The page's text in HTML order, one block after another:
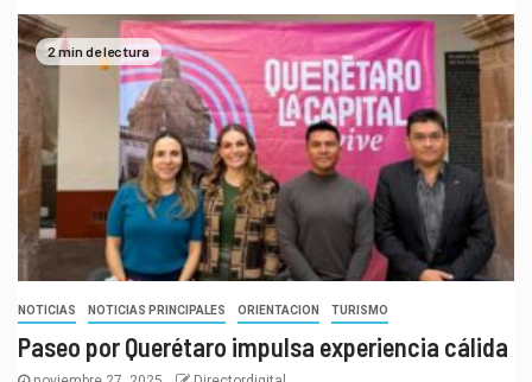
2 min de lectura
NOTICIAS NOTICIAS PRINCIPALES ORIENTACION TURISMO
Paseo por Querétaro impulsa experiencia cálida